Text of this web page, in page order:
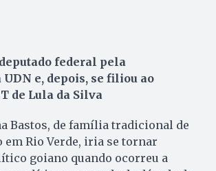
federal pela
e, depois, se filiou ao
de Lula da Silva
Bastos, de família tradicional de
em Rio Verde, iria se tornar
goiano quando ocorreu a